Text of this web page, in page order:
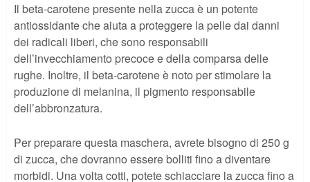
Il beta-carotene presente nella zucca è un potente
antiossidante che aiuta a proteggere la pelle dai danni
dei radicali liberi, che sono responsabili
dell’invecchiamento precoce e della comparsa delle
rughe. Inoltre, il beta-carotene è noto per stimolare la
produzione di melanina, il pigmento responsabile
dell’abbronzatura.
Per preparare questa maschera, avrete bisogno di 250 g
di zucca, che dovranno essere bolliti fino a diventare
morbidi. Una volta cotti, potete schiacciare la zucca fino a